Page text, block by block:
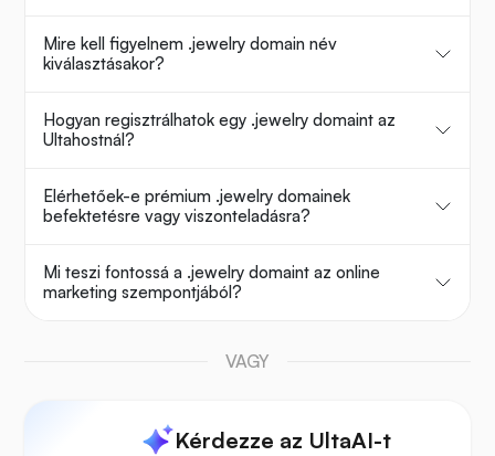
Mire kell figyelnem .jewelry domain név
kiválasztásakor?
Hogyan regisztrálhatok egy .jewelry domaint az
Ultahostnál?
Elérhetőek-e prémium .jewelry domainek
befektetésre vagy viszonteladásra?
Mi teszi fontossá a .jewelry domaint az online
marketing szempontjából?
VAGY
Kérdezze az UltaAI-t